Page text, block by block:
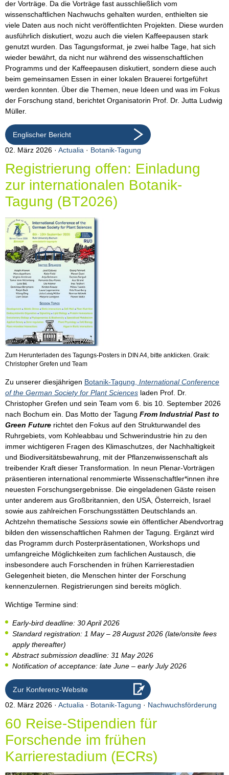
der Vorträge. Da die Vorträge fast ausschließlich vom
wissenschaftlichen Nachwuchs gehalten wurden, enthielten sie
viele Daten aus noch nicht veröffentlichten Projekten. Diese wurden
ausführlich diskutiert, wozu auch die vielen Kaffeepausen stark
genutzt wurden. Das Tagungsformat, je zwei halbe Tage, hat sich
wieder bewährt, da nicht nur während des wissenschaftlichen
Programms und der Kaffeepausen diskutiert, sondern diese auch
beim gemeinsamen Essen in einer lokalen Brauerei fortgeführt
werden konnten. Über die Themen, neue Ideen und was im Fokus
der Forschung stand, berichtet Organisatorin Prof. Dr. Jutta Ludwig
Müller.
Englischer Bericht
02. März 2026
Actualia · Botanik-Tagung
Registrierung offen: Einladung
zur internationalen Botanik-
Tagung (BT2026)
Zum Herunterladen des Tagungs-Posters in DIN A4, bitte anklicken. Graik:
Christopher Grefen und Team
Zu unserer diesjährigen Botanik-Tagung, International Conference
of the German Society for Plant Sciences laden Prof. Dr.
Christopher Grefen und sein Team vom 6. bis 10. September 2026
nach Bochum ein. Das Motto der Tagung From Industrial Past to
Green Future richtet den Fokus auf den Strukturwandel des
Ruhrgebiets, vom Kohleabbau und Schwerindustrie hin zu den
immer wichtigeren Fragen des Klimaschutzes, der Nachhaltigkeit
und Biodiversitätsbewahrung, mit der Pflanzenwissenschaft als
treibender Kraft dieser Transformation. In neun Plenar-Vorträgen
präsentieren international renommierte Wissenschaftler*innen ihre
neuesten Forschungsergebnisse. Die eingeladenen Gäste reisen
unter anderem aus Großbritannien, den USA, Österreich, Israel
sowie aus zahlreichen Forschungsstätten Deutschlands an.
Achtzehn thematische Sessions sowie ein öffentlicher Abendvortrag
bilden den wissenschaftlichen Rahmen der Tagung. Ergänzt wird
das Programm durch Posterpräsentationen, Workshops und
umfangreiche Möglichkeiten zum fachlichen Austausch, die
insbesondere auch Forschenden in frühen Karrierestadien
Gelegenheit bieten, die Menschen hinter der Forschung
kennenzulernen. Registrierungen sind bereits möglich.
Wichtige Termine sind:
Early-bird deadline: 30 April 2026
Standard registration: 1 May – 28 August 2026 (late/onsite fees
apply thereafter)
Abstract submission deadline: 31 May 2026
Notification of acceptance: late June – early July 2026
Zur Konferenz-Website
02. März 2026
Actualia · Botanik-Tagung · Nachwuchsförderung
60 Reise-Stipendien für
Forschende im frühen
Karrierestadium (ECRs)